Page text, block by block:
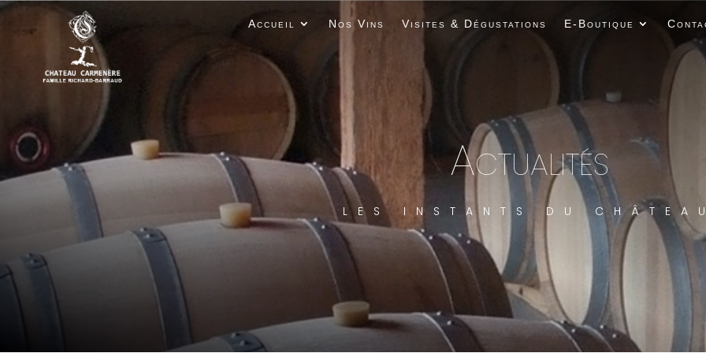
Actualités
LES INSTANTS DU
Accueil Nos Vins Visites & Dégustations E-Boutique